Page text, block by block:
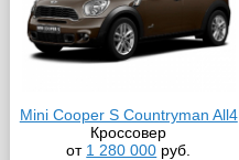
Mini Cooper S Countryman All4
Кроссовер
от 1 280 000 руб.